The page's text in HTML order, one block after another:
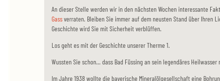
An dieser Stelle werden wir in den nächsten Wochen interessante
Gassverraten. Bleiben Sie immer auf dem neusten Stand über Ihren
Geschichte wird Sie mit Sicherheit verblüffen.
Los geht es mit der Geschichte unserer Therme 1.
Wussten Sie schon... dass Bad Füssing an sein legendäres
Im Jahre 1938 wollte die bayerische Mineralölgesellschaft eine